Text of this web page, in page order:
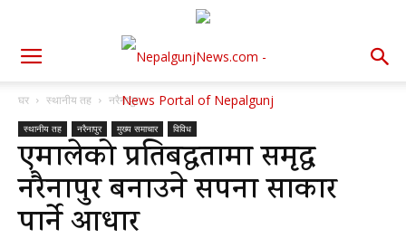
घर स्थानीय तह नरैनापुर
स्थानीय तह नरैनापुर मुख्य समाचार विविध
एमालेको प्रतिबद्धतामा समृद्ध
नरैनापुर बनाउने सपना साकार
पार्ने आधार